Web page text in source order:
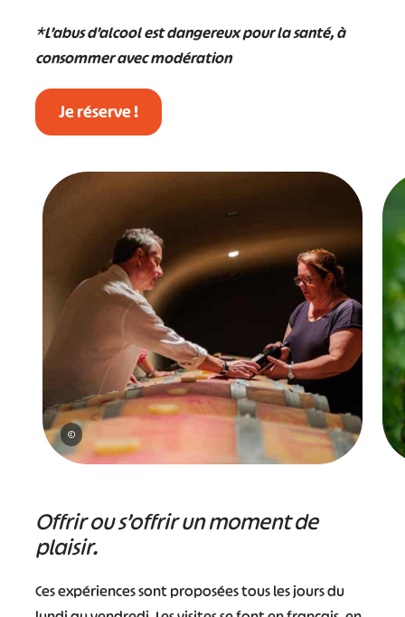
*L’abus d’alcool est dangereux pour la santé, à
consommer avec modération
Je réserve !
©
Offrir ou s’offrir un moment de
plaisir.
Ces expériences sont proposées tous les jours du